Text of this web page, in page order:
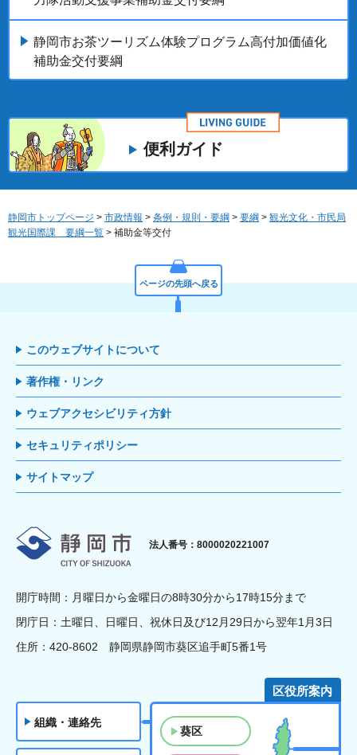
静岡市お茶ツーリズム体験プログラム高付加価値化
補助金交付要綱
便利ガイド
静岡市トップページ > 市政情報 > 条例・規則・要綱 > 要綱 > 観光文化・市民局
観光国際課 要綱一覧 > 補助金等交付
ページの先頭へ戻る
このウェブサイトについて
著作権・リンク
ウェブアクセシビリティ方針
セキュリティポリシー
サイトマップ
静岡市
法人番号：8000020221007
開庁時間：月曜日から金曜日の8時30分から17時15分まで
閉庁日：土曜日、日曜日、祝休日及び12月29日から翌年1月3日
住所：420-8602 静岡県静岡市葵区追手町5番1号
組織・連絡先
区役所案内
葵区